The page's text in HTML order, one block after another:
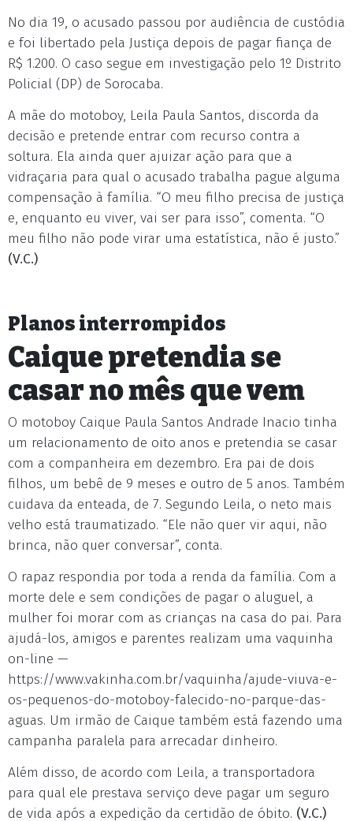
No dia 19, o acusado passou por audiência de custódia
e foi libertado pela Justiça depois de pagar fiança de
R$ 1.200. O caso segue em investigação pelo 1º Distrito
Policial (DP) de Sorocaba.
A mãe do motoboy, Leila Paula Santos, discorda da
decisão e pretende entrar com recurso contra a
soltura. Ela ainda quer ajuizar ação para que a
vidraçaria para qual o acusado trabalha pague alguma
compensação à família. “O meu filho precisa de justiça
e, enquanto eu viver, vai ser para isso”, comenta. “O
meu filho não pode virar uma estatística, não é justo.”
(V.C.)
Planos interrompidos
Caique pretendia se
casar no mês que vem
O motoboy Caique Paula Santos Andrade Inacio tinha
um relacionamento de oito anos e pretendia se casar
com a companheira em dezembro. Era pai de dois
filhos, um bebê de 9 meses e outro de 5 anos. Também
cuidava da enteada, de 7. Segundo Leila, o neto mais
velho está traumatizado. “Ele não quer vir aqui, não
brinca, não quer conversar”, conta.
O rapaz respondia por toda a renda da família. Com a
morte dele e sem condições de pagar o aluguel, a
mulher foi morar com as crianças na casa do pai. Para
ajudá-los, amigos e parentes realizam uma vaquinha
on-line —
https://www.vakinha.com.br/vaquinha/ajude-viuva-e-
os-pequenos-do-motoboy-falecido-no-parque-das-
aguas. Um irmão de Caique também está fazendo uma
campanha paralela para arrecadar dinheiro.
Além disso, de acordo com Leila, a transportadora
para qual ele prestava serviço deve pagar um seguro
de vida após a expedição da certidão de óbito. (V.C.)